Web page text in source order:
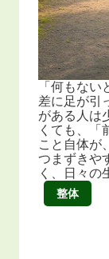
「何もな
差に足が引
がある人は
くても、「
こと自体が
つまずきや
く、日々の
整体